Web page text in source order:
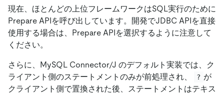
現在、ほとんどの上位フレームワークはSQL実行のために
Prepare APIを呼び出しています。開発でJDBC APIを直接
使用する場合は、Prepare APIを選択するように注意して
ください。
さらに、MySQL Connector/J のデフォルト実装では、ク
ライアント側のステートメントのみが前処理され、
? が
クライアント側で置換された後、ステートメントはテキス